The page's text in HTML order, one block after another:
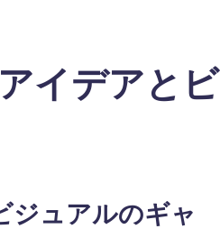
イデアとビ
ジュアルのギャ